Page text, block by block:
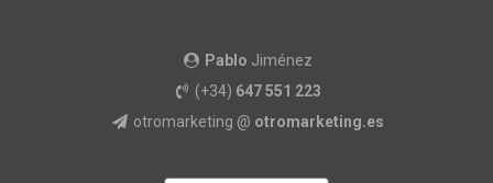
Pablo Jiménez
(+34) 647 551 223
otromarketing @ otromarketing.es